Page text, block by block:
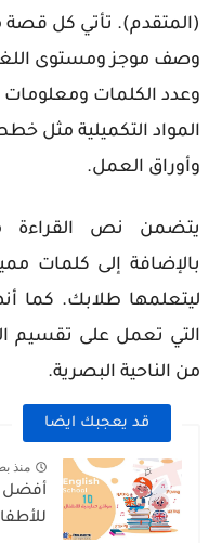
(المتقدم). تأتي كل قصة
وصف موجز ومستوى
وعدد الكلمات
المواد التكميلية مثل
وأوراق العمل.
يتضمن نص القراءة
بالإضافة إلى كلمات
ليتعلمها طلابك. كما
التي تعمل على تقسيم
من الناحية البصرية.
قد يعجبك ايضا
منذ